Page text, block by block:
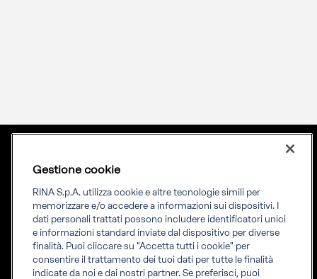
Priming your future
RINA Prime supporta i propri clienti nella transizione verso un
futuro più evoluto e sostenibile
Gestione cookie
RINA S.p.A. utilizza cookie e altre tecnologie simili per
memorizzare e/o accedere a informazioni sui dispositivi. I
dati personali trattati possono includere identificatori unici
e informazioni standard inviate dal dispositivo per diverse
finalità. Puoi cliccare su "Accetta tutti i cookie" per
consentire il trattamento dei tuoi dati per tutte le finalità
indicate da noi e dai nostri partner. Se preferisci, puoi